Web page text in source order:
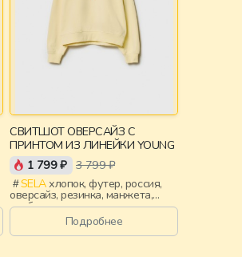
СВИТШОТ ОВЕРСАЙЗ С
ПРИНТОМ ИЗ ЛИНЕЙКИ YOUNG
1 799 ₽ 3 799 ₽
SELAхлопок, футер, россия,
оверсайз, резинка, манжета,
свободные, принт, девочки,
старшеклассники, дети
Подробнее